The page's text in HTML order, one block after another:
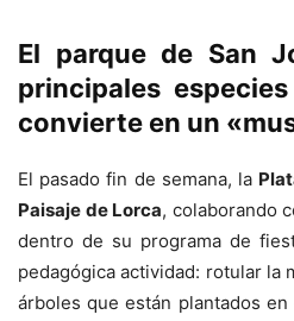
El parque de San
principales
convierte en un
El pasado fin de semana, la
Paisaje de Lorca, colaborando
dentro de su programa de
pedagógica actividad: rotular la
árboles que están plantados